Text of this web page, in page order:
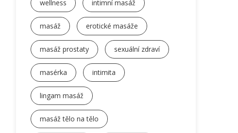
wellness intimní masáž
masáž erotické masáže
masáž prostaty sexuální zdraví
masérka intimita
lingam masáž
masáž tělo na tělo